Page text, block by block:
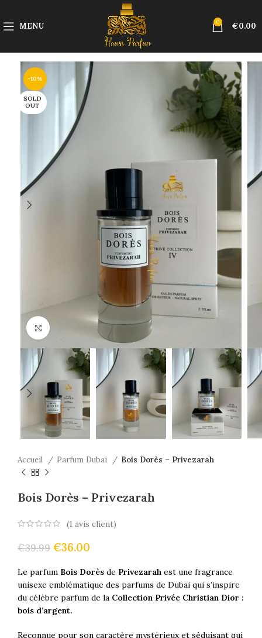
MENU 0 €0.00
-10%
SOLD
OUT
Click to enlarge
Accueil Parfum Dubai Bois Dorès – Privezarah
Bois Dorès – Privezarah
(1 avis client)
€39.99 €36.00
Le parfum Bois Dorès de Privezarah est une fragrance
unisexe emblématique des parfums de Dubai qui s’inspire
du célèbre parfum de la Collection Privée Christian Dior :
bois d’argent.
Reconnue pour son caractère mystérieux et séduisant qui